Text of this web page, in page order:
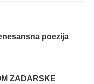
poezija
ZADARSKE